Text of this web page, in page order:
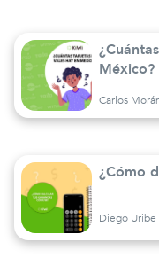
México?
Carlos
¿Cómo
Diego Uribe